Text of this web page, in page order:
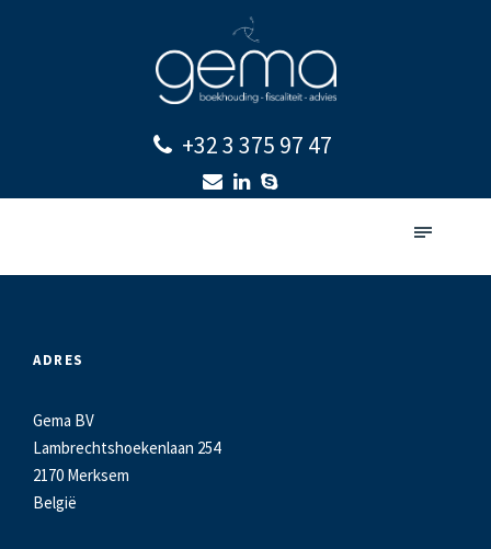
+32 3 375 97 47
ADRES
Gema BV
Lambrechtshoekenlaan 254
2170 Merksem
België